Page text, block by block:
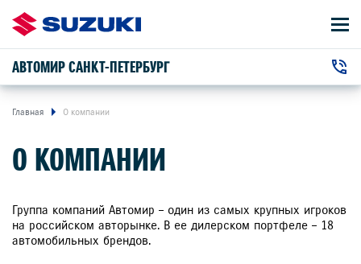
АВТОМИР САНКТ-ПЕТЕРБУРГ
г. Санкт-Петербург, Дунайский пр-т , 25к3
АВТОМОБИЛИ
ВЛАДЕЛЬЦАМ
О КОМПАНИИ
НОВОСТИ
Главная О компании
О КОМПАНИИ
Группа компаний Автомир – один из самых крупных игроков
на российском авторынке. В ее дилерском портфеле – 18
автомобильных брендов.